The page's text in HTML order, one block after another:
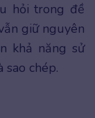
hỏi trong đề
giữ nguyên
khả năng sử
chép.